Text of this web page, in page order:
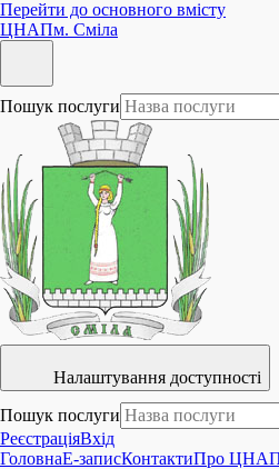
Перейти до основного вмісту
ЦНАПм. Сміла
Пошук послуги
Налаштування доступності
Пошук послуги
РеєстраціяВхід
ГоловнаE-записКонтактиПро